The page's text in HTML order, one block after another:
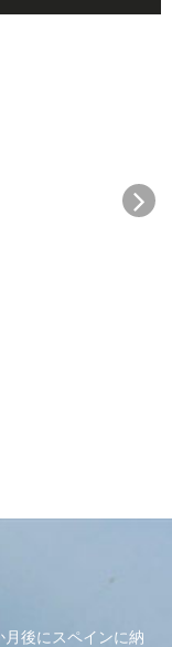
月後にスペインに納